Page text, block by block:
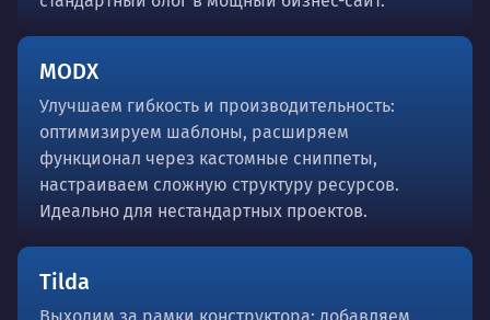
MODX
Улучшаем гибкость и производительность:
оптимизируем шаблоны, расширяем
функционал через кастомные сниппеты,
настраиваем сложную структуру ресурсов.
Идеально для нестандартных проектов.
Tilda
Выходим за рамки конструктора: добавляем